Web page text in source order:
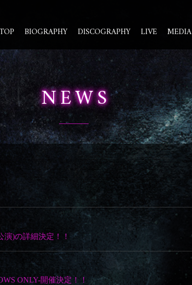
BIOGRAPHY DISCOGRAPHY LIVE MEDIA
NEWS
演)の詳細決定！！
ONLY-開催決定！！